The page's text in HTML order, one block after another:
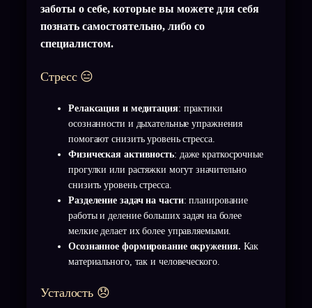
заботы о себе, которые вы можете для себя
познать самостоятельно, либо со
специалистом.
Стресс 😑
Релаксация и медитация: практики
осознанности и дыхательные упражнения
помогают снизить уровень стресса.
Физическая активность: даже краткосрочные
прогулки или растяжки могут значительно
снизить уровень стресса.
Разделение задач на части: планирование
работы и деление больших задач на более
мелкие делает их более управляемыми.
Осознанное формирование окружения. Как
материального, так и человеческого.
Усталость 😞